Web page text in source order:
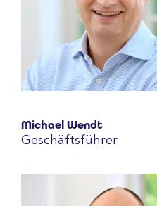
Michael Wendt
Geschäftsführer